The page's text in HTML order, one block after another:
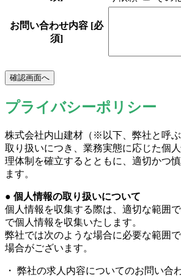
お問い合わせ内容 [必
須]
プライバシーポリシー
株式会社内山建材（※以下、弊社と呼
取り扱いにつき、業務実態に応じた個
理体制を確立するとともに、適切かつ
ます。
● 個人情報の取り扱いについて
個人情報を収集する際は、適切な範囲
で個人情報を収集いたします。
弊社では次のような場合に必要な範囲
場合がございます。
・ 弊社の求人内容についてのお問い合